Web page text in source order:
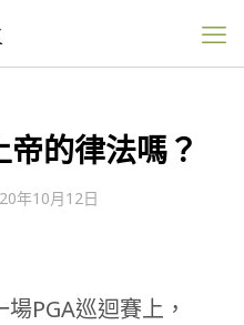
的律法嗎？
年10月12日
PGA巡迴賽上，